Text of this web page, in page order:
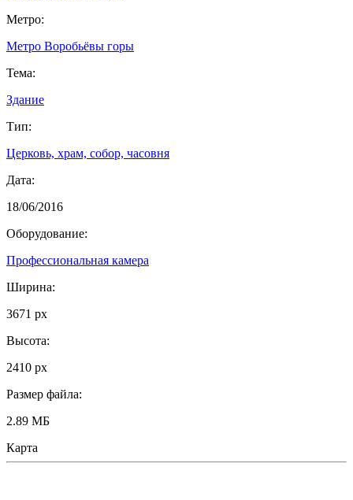
Метро:
Метро Воробьёвы горы
Тема:
Здание
Тип:
Церковь, храм, собор, часовня
Дата:
18/06/2016
Оборудование:
Профессиональная камера
Ширина:
3671 px
Высота:
2410 px
Размер файла:
2.89 МБ
Карта